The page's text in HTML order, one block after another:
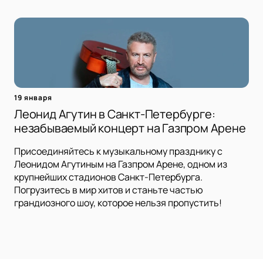
19 января
Леонид Агутин в Санкт-Петербурге:
незабываемый концерт на Газпром Арене
Присоединяйтесь к музыкальному празднику с
Леонидом Агутиным на Газпром Арене, одном из
крупнейших стадионов Санкт-Петербурга.
Погрузитесь в мир хитов и станьте частью
грандиозного шоу, которое нельзя пропустить!